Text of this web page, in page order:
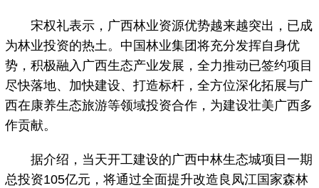
宋权礼表示，广西林业资源优势越来越突出，已成
为林业投资的热土。中国林业集团将充分发挥自身优
势，积极融入广西生态产业发展，全力推动已签约项目
尽快落地、加快建设、打造标杆，全方位深化拓展与广
西在康养生态旅游等领域投资合作，为建设壮美广西多
作贡献。
据介绍，当天开工建设的广西中林生态城项目一期
总投资105亿元，将通过全面提升改造良凤江国家森林